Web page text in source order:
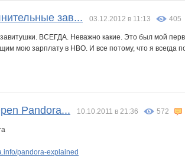
зав... 03.12.2012 в 11:13 405
ВСЕГДА. Неважно какие. Это был мой
мою зарплату в HBO. И все потому, что я всегда
Pandora... 10.10.2011 в 21:36 572
pandora-explained